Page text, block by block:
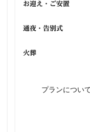
お迎え・ご安置
通夜・告別式
火葬
プランについ